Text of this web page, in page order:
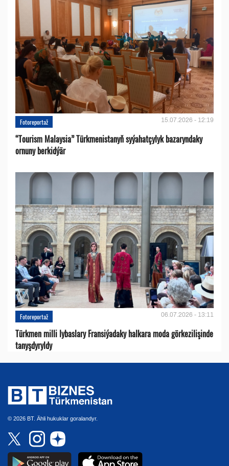
Fotoreportaž 15.07.2026 - 12:19
“Tourism Malaysia” Türkmenistanyň syýahatçylyk bazaryndaky
ornuny berkidýär
Fotoreportaž 06.07.2026 - 13:11
Türkmen milli lybaslary Fransiýadaky halkara moda görkezilişinde
tanyşdyryldy
© 2026 BT. Ähli hukuklar goralandyr.